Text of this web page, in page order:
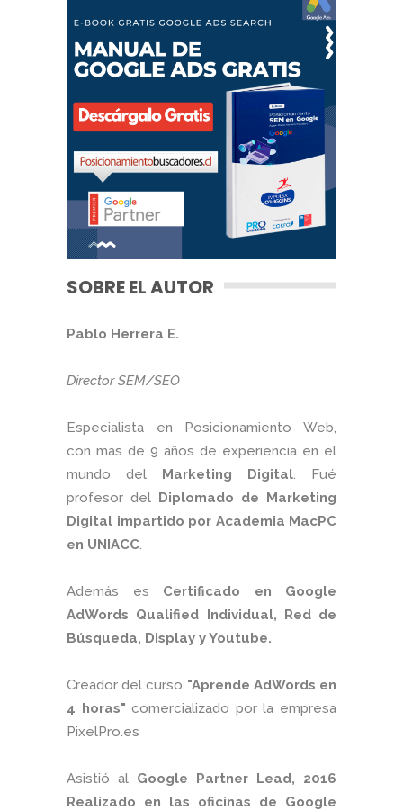
SOBRE EL AUTOR
Pablo Herrera E.
Director SEM/SEO
Especialista en Posicionamiento Web,
con más de 9 años de experiencia en el
mundo del Marketing Digital. Fué
profesor del Diplomado de Marketing
Digital impartido por Academia MacPC
en UNIACC.
Además es Certificado en Google
AdWords Qualified Individual, Red de
Búsqueda, Display y Youtube.
Creador del curso "Aprende AdWords en
4 horas" comercializado por la empresa
PixelPro.es
Asistió al Google Partner Lead, 2016
Realizado en las oficinas de Google